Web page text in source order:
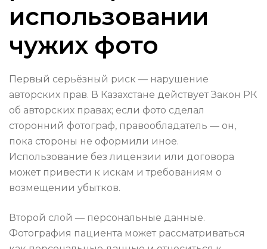
использовании
чужих фото
Первый серьёзный риск — нарушение
авторских прав. В Казахстане действует Закон РК
об авторских правах; если фото сделал
сторонний фотограф, правообладатель — он,
пока стороны не оформили иное.
Использование без лицензии или договора
может привести к искам и требованиям о
возмещении убытков.
Второй слой — персональные данные.
Фотография пациента может рассматриваться